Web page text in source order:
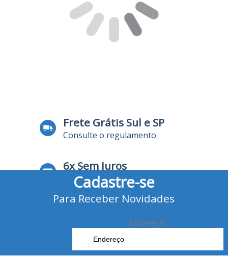
Frete Grátis Sul e SP
Consulte o regulamento
6x Sem Juros
no Cartão de Crédito
no Boleto Bancário e Pix
Cadastre-se
Para Receber Novidades
Endereço: